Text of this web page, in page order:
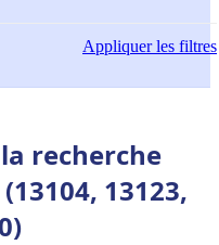
Appliquerles filtres
recherche
13123,